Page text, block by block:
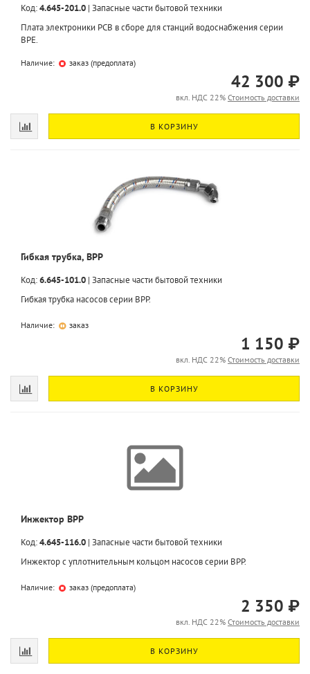
Код:4.645-201.0 | Запасные части бытовой техники
Плата электроники PCB в сборе для станций водоснабжения серии
BPE.
Наличие: заказ (предоплата)
42 300 ₽
вкл. НДС 22% Стоимость доставки
В КОРЗИНУ
Гибкая трубка, BPP
Код:6.645-101.0 | Запасные части бытовой техники
Гибкая трубка насосов серии BPP.
Наличие: заказ
1 150 ₽
вкл. НДС 22% Стоимость доставки
В КОРЗИНУ
Инжектор BPP
Код:4.645-116.0 | Запасные части бытовой техники
Инжектор с уплотнительным кольцом насосов серии BPP.
Наличие: заказ (предоплата)
2 350 ₽
вкл. НДС 22% Стоимость доставки
В КОРЗИНУ